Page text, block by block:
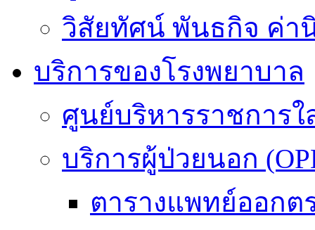
วิสัยทัศน์ พันธกิจ ค่า
บริการของโรงพยาบาล
ศูนย์บริหารราชการใ
บริการผู้ป่วยนอก
ตารางแพทย์ออกต